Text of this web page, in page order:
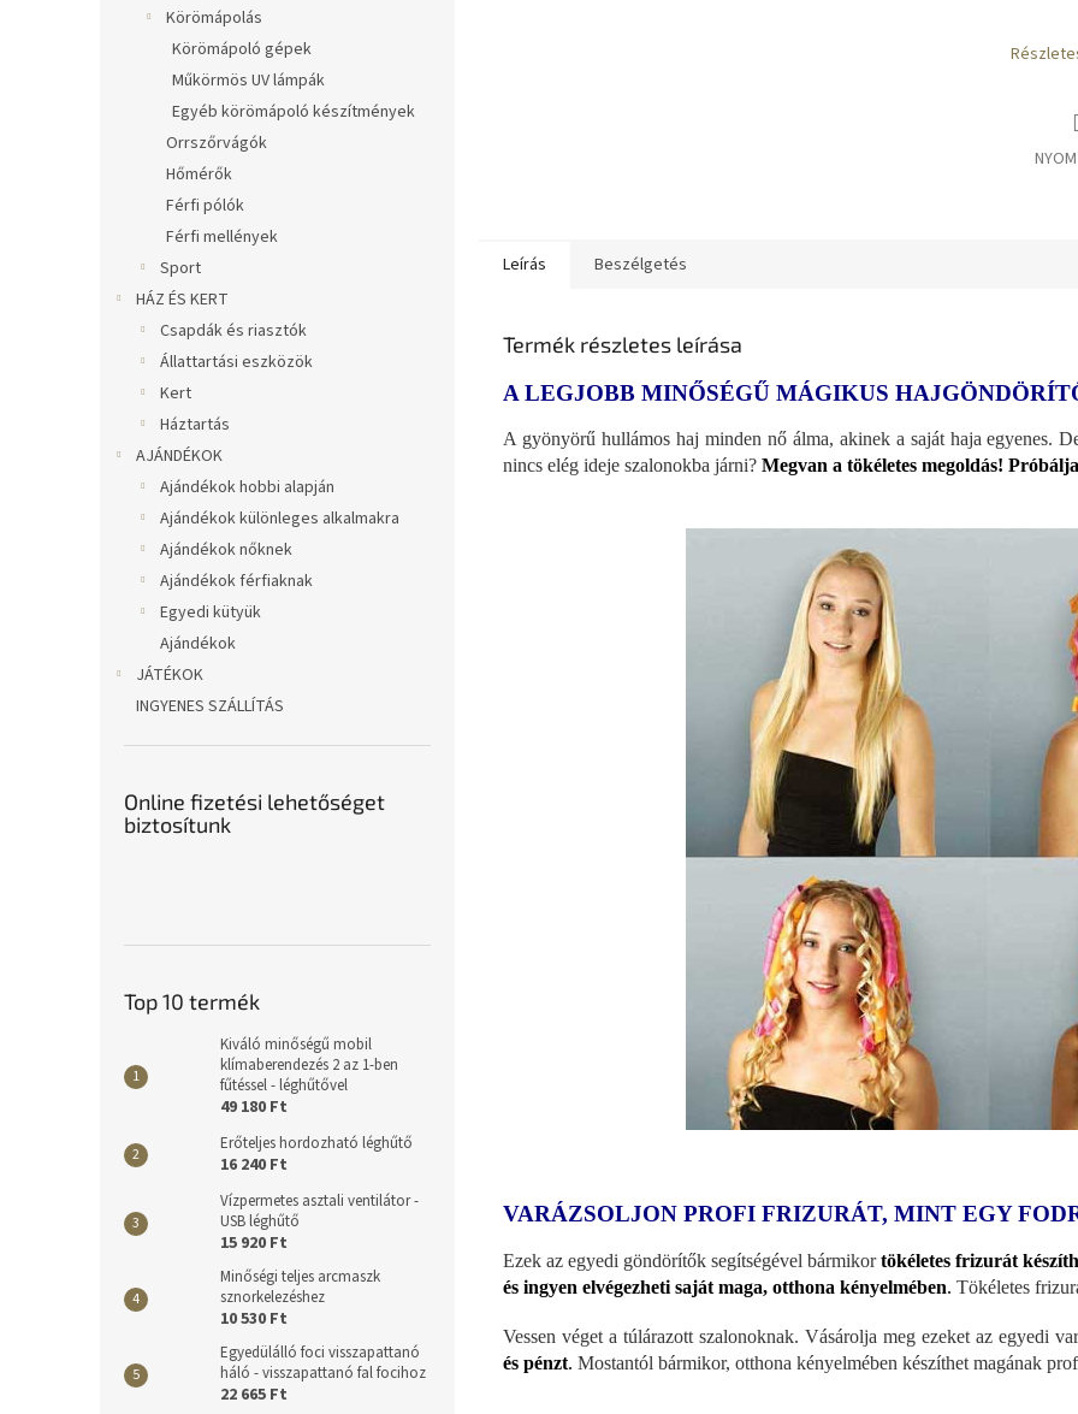
Körömápolás
Körömápoló gépek
Műkörmös UV lámpák
Egyéb körömápoló készítmények
Orrszőrvágók
Hőmérők
Férfi pólók
Férfi mellények
Sport
HÁZ ÉS KERT
Csapdák és riasztók
Állattartási eszközök
Kert
Háztartás
AJÁNDÉKOK
Ajándékok hobbi alapján
Ajándékok különleges alkalmakra
Ajándékok nőknek
Ajándékok férfiaknak
Egyedi kütyük
Ajándékok
JÁTÉKOK
INGYENES SZÁLLÍTÁS
Online fizetési lehetőséget
biztosítunk
Top 10 termék
Kiváló minőségű mobil
klímaberendezés 2 az 1-ben
fűtéssel - léghűtővel
49 180 Ft
Erőteljes hordozható léghűtő
16 240 Ft
Vízpermetes asztali ventilátor -
USB léghűtő
15 920 Ft
Minőségi teljes arcmaszk
sznorkelezéshez
10 530 Ft
Egyedülálló foci visszapattanó
háló - visszapattanó fal focihoz
22 665 Ft
Leírás Beszélgetés
Termék részletes leírása
A LEGJOBB MINŐSÉGŰ MÁGIKUS
A gyönyörű hullámos haj minden nő álma, akinek a saját haja egyenes.
nincs elég ideje szalonokba járni? Megvan a tökéletes megoldás!
VARÁZSOLJON PROFI FRIZURÁT, MINT EGY
Ezek az egyedi göndörítők segítségével bármikortökéletes frizurát
és ingyen elvégezheti saját maga, otthona kényelmében. Tökéletes
Vessen véget a túlárazott szalonoknak. Vásárolja meg ezeket az egyedi
és pénzt. Mostantól bármikor, otthona kényelmében készíthet magának